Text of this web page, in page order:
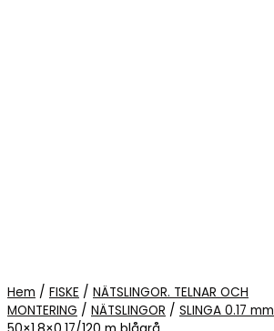
Hem / FISKE / NÄTSLINGOR. TELNAR OCH
MONTERING / NÄTSLINGOR / SLINGA 0.17 mm